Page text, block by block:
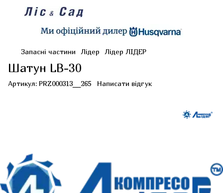
Запасні частини Лідер Лідер ЛІДЕР
Шатун LB-30
Артикул: PRZ000313__265 Написати відгук